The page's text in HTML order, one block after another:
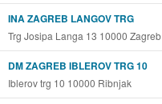
INA ZAGREB LANGOV TRG
Trg Josipa Langa 13 10000 Zagreb
DM ZAGREB IBLEROV TRG 10
Iblerov trg 10 10000 Ribnjak